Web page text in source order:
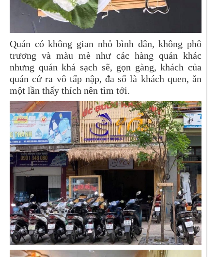
Quán có không gian nhỏ bình dân, không phô
trương và màu mè như các hàng quán khác
nhưng quán khá sạch sẽ, gọn gàng, khách của
quán cứ ra vô tấp nập, đa số là khách quen, ăn
một lần thấy thích nên tìm tới.